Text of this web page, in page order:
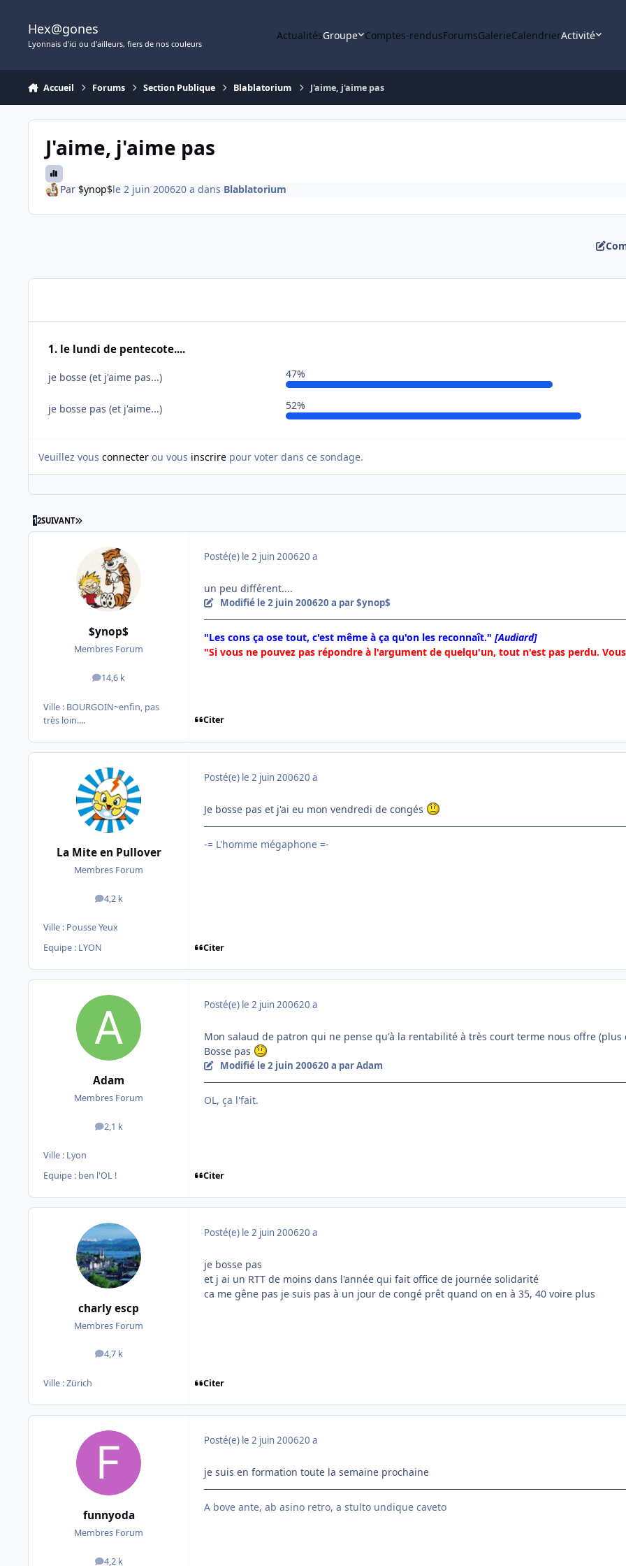
Hex@gones
Lyonnais d'ici ou d'ailleurs, fiers de nos couleurs
ActualitésGroupe Comptes-rendusForumsGalerieCalendrierActivité
Accueil Forums Section Publique Blablatorium J'aime, j'aime pas
J'aime, j'aime pas
Par $ynop$le 2 juin 200620 a dans Blablatorium
1. le lundi de pentecote....
je bosse (et j'aime pas...) 47%
je bosse pas (et j'aime...) 52%
Veuillez vous connecter ou vous inscrire pour voter dans ce sondage.
12SUIVANT DERNIÈRE PAGE
$ynop$
Membres Forum
14,6 k
messages
Ville : BOURGOIN~enfin, pas
très loin....
Posté(e) le 2 juin 200620 a
un peu différent....
Modifié le 2 juin 200620 a par $ynop$
"Les cons ça ose tout, c'est même à ça qu'on les reconnaît." [Audiard]
"Si vous ne pouvez pas répondre à l'argument de quelqu'un, tout n'est pas perdu.
Citer
La Mite en Pullover
Membres Forum
4,2 k
messages
Ville : Pousse Yeux
Equipe : LYON
Posté(e) le 2 juin 200620 a
Je bosse pas et j'ai eu mon vendredi de congés
-= L'homme mégaphone =-
Citer
Adam
Membres Forum
2,1 k
messages
Ville : Lyon
Equipe : ben l'OL !
Posté(e) le 2 juin 200620 a
Mon salaud de patron qui ne pense qu'à la rentabilité à très court terme nous offre (plus
Bosse pas
Modifié le 2 juin 200620 a par Adam
OL, ça l'fait.
Citer
charly escp
Membres Forum
4,7 k
messages
Ville :Zürich
Posté(e) le 2 juin 200620 a
je bosse pas
et j ai un RTT de moins dans l'année qui fait office de journée solidarité
ca me gêne pas je suis pas à un jour de congé prêt quand on en à 35, 40 voire plus
Citer
funnyoda
Membres Forum
4,2 k
Posté(e) le 2 juin 200620 a
je suis en formation toute la semaine prochaine
A bove ante, ab asino retro, a stulto undique caveto